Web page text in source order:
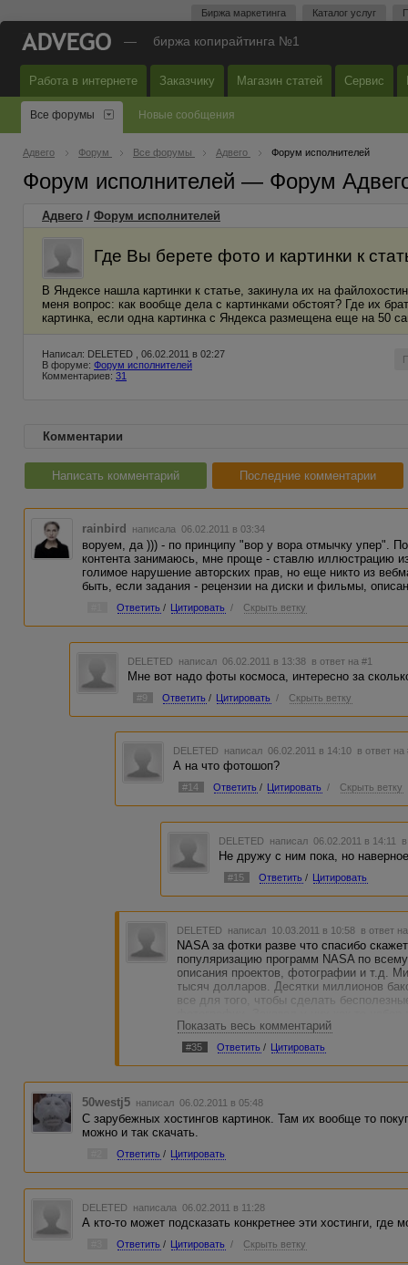
Биржа маркетинга Каталог услуг
— биржа копирайтинга №1
Работа в интернете Заказчику Магазин статей Сервис
Все форумы Новые сообщения
Адвего Форум Все форумы Адвего Форум исполнителей
Форум исполнителей — Форум
Адвего / Форум исполнителей
Где Вы берете фото и картинки к
В Яндексе нашла картинки к статье, закинула их на
меня вопрос: как вообще дела с картинками обстоят? Где их
картинка, если одна картинка с Яндекса размещена еще на 50
Написал: DELETED , 06.02.2011 в 02:27
В форуме: Форум исполнителей
Комментариев: 31
Комментарии
Написать комментарий Последние комментарии
rainbird написала 06.02.2011 в 03:34
воруем, да ))) - по принципу "вор у вора отмычку упер".
контента занимаюсь, мне проще - ставлю иллюстрацию
голимое нарушение авторских прав, но еще никто из
быть, если задания - рецензии на диски и фильмы,
Ответить / Цитировать / Скрыть ветку
DELETED написал 06.02.2011 в 13:38 в ответ на #1
Мне вот надо фоты космоса, интересно за
#9 Ответить / Цитировать / Скрыть ветку
DELETED написал 06.02.2011 в 14:10 в ответ на
А на что фотошоп?
#14 Ответить / Цитировать / Скрыть ветку
DELETED написал 06.02.2011 в 14:11
Не дружу с ним пока, но
#15 Ответить / Цитировать
DELETED написал 10.03.2011 в 10:58 в ответ
NASA за фотки разве что спасибо
популяризацию программ NASA по
описания проектов, фотографии и т.д.
тысяч долларов. Десятки миллионов
все для того, чтобы сделать
видами, в графе "организация" забил
бесплатно, через несколько месяцев,
ЗЫ: А за фотографии в сети пасть
Показать весь комментарий
#35 Ответить / Цитировать
50westj5 написал 06.02.2011 в 05:48
C зарубежных хостингов картинок. Там их вообще то
можно и так скачать.
Ответить / Цитировать
DELETED написала 06.02.2011 в 11:28
А кто-то может подсказать конкретнее эти хостинги, где
Ответить / Цитировать / Скрыть ветку